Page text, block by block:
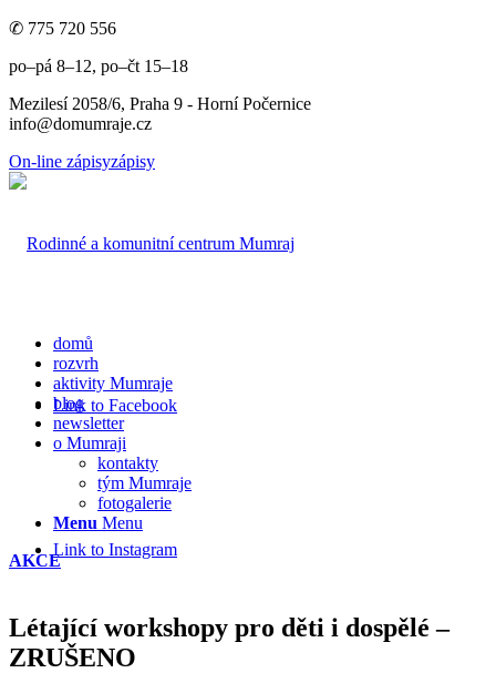
✆ 775 720 556
po–pá 8–12, po–čt 15–18
Mezilesí 2058/6, Praha 9 - Horní Počernice
info@domumraje.cz
On-line zápisyzápisy
Link to Facebook
Link to Instagram
domů
rozvrh
aktivity Mumraje
blog
newsletter
o Mumraji
kontakty
tým Mumraje
fotogalerie
Menu Menu
AKCE
Létající workshopy pro děti i dospělé –
ZRUŠENO